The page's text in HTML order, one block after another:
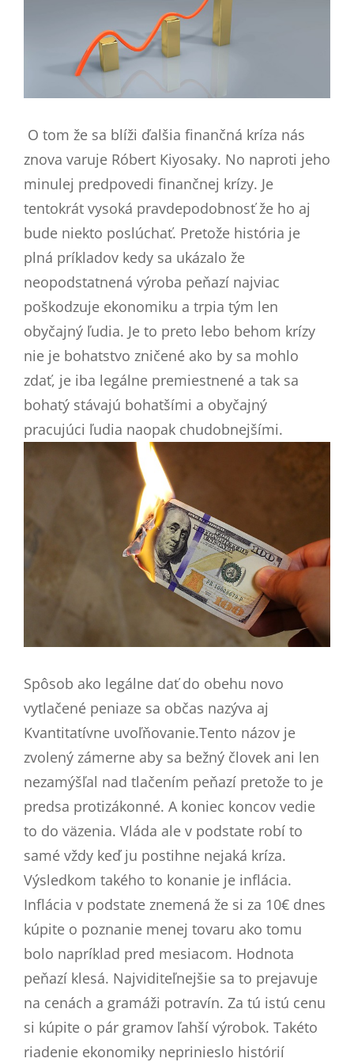
O tom že sa blíži ďalšia finančná kríza nás
znova varuje Róbert Kiyosaky. No naproti jeho
minulej predpovedi finančnej krízy. Je
tentokrát vysoká pravdepodobnosť že ho aj
bude niekto poslúchať. Pretože história je
plná príkladov kedy sa ukázalo že
neopodstatnená výroba peňazí najviac
poškodzuje ekonomiku a trpia tým len
obyčajný ľudia. Je to preto lebo behom krízy
nie je bohatstvo zničené ako by sa mohlo
zdať, je iba legálne premiestnené a tak sa
bohatý stávajú bohatšími a obyčajný
pracujúci ľudia naopak chudobnejšími.
Spôsob ako legálne dať do obehu novo
vytlačené peniaze sa občas nazýva aj
Kvantitatívne uvoľňovanie.Tento názov je
zvolený zámerne aby sa bežný človek ani len
nezamýšľal nad tlačením peňazí pretože to je
predsa protizákonné. A koniec koncov vedie
to do väzenia. Vláda ale v podstate robí to
samé vždy keď ju postihne nejaká kríza.
Výsledkom takého to konanie je inflácia.
Inflácia v podstate znemená že si za 10€ dnes
kúpite o poznanie menej tovaru ako tomu
bolo napríklad pred mesiacom. Hodnota
peňazí klesá. Najviditeľnejšie sa to prejavuje
na cenách a gramáži potravín. Za tú istú cenu
si kúpite o pár gramov ľahší výrobok. Takéto
riadenie ekonomiky neprinieslo histórií